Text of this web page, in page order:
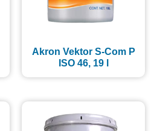
Akron Vektor S-Com P
ISO 46, 19 l